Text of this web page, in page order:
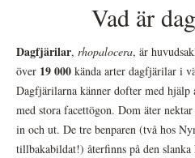
Vad är
Dagfjärilar, rhopalocera, är
över 19 000 kända arter dagfjärilar i
Dagfjärilarna känner dofter med hjälp
med stora facettögon. Dom äter
in och ut. De tre benparen (två hos
tillbakabildat!) återfinns på den slanka